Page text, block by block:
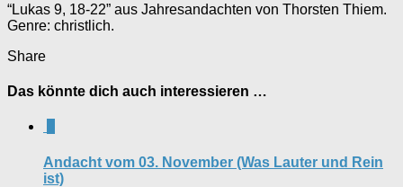
“Lukas 9, 18-22” aus Jahresandachten von Thorsten Thiem.
Genre: christlich.
Share
Das könnte dich auch interessieren …
Andacht vom 03. November (Was Lauter und Rein
ist)